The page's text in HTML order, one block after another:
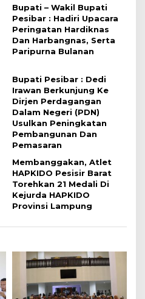
Bupati – Wakil Bupati
Pesibar : Hadiri Upacara
Peringatan Hardiknas
Dan Harbangnas, Serta
Paripurna Bulanan
Bupati Pesibar : Dedi
Irawan Berkunjung Ke
Dirjen Perdagangan
Dalam Negeri (PDN)
Usulkan Peningkatan
Pembangunan Dan
Pemasaran
Membanggakan, Atlet
HAPKIDO Pesisir Barat
Torehkan 21 Medali Di
Kejurda HAPKIDO
Provinsi Lampung